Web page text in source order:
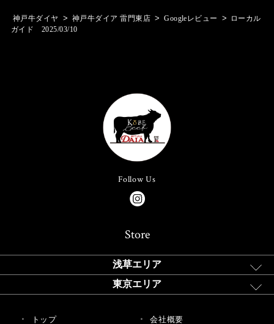
神戸牛ダイヤ > 神戸牛ダイア 雷門東店 > Googleレビュー >
ローカル
ガイド 2025/03/10
Follow Us
Store
浅草エリア
東京エリア
トップ 会社概要